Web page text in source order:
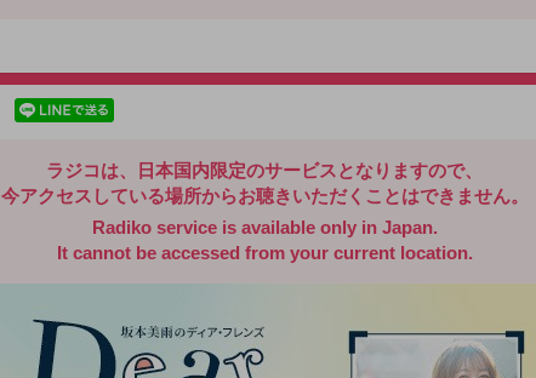
ラジコは、日本国内限定のサービスとなりますので、
今アクセスしている場所からお聴きいただくことはできません。
Radiko service is available only in Japan.
It cannot be accessed from your current location.